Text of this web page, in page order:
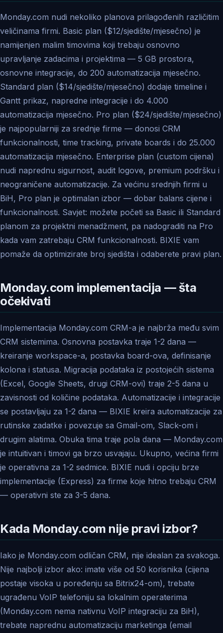
Monday.com nudi nekoliko planova prilagođenih različitim
veličinama firmi. Basic plan ($12/sjedište/mjesečno) je
namijenjen malim timovima koji trebaju osnovno
upravljanje zadacima i projektima — 5 GB prostora,
osnovne integracije, do 200 automatizacija mjesečno.
Standard plan ($14/sjedište/mjesečno) dodaje timeline i
Gantt prikaz, napredne integracije i do 4.000
automatizacija mjesečno. Pro plan ($24/sjedište/mjesečno)
je najpopularniji za srednje firme — donosi CRM
funkcionalnosti, time tracking, private boards i do 25.000
automatizacija mjesečno. Enterprise plan (custom cijena)
nudi naprednu sigurnost, audit logove, premium podršku i
neograničene automatizacije. Za većinu srednjih firmi u
BiH, Pro plan je optimalan izbor — dobar balans cijene i
funkcionalnosti. Savjet: možete početi sa Basic ili Standard
planom za projektni menadžment, pa nadograditi na Pro
kada vam zatrebaju CRM funkcionalnosti. BIXIE vam
pomaže da optimizirate broj sjedišta i odaberete pravi plan.
Monday.com implementacija — šta
očekivati
Implementacija Monday.com CRM-a je najbrža među svim
CRM sistemima. Osnovna postavka traje 1-2 dana —
kreiranje workspace-a, postavka board-ova, definisanje
kolona i statusa. Migracija podataka iz postojećih sistema
(Excel, Google Sheets, drugi CRM-ovi) traje 2-5 dana u
zavisnosti od količine podataka. Automatizacije i integracije
se postavljaju za 1-2 dana — BIXIE kreira automatizacije za
rutinske zadatke i povezuje sa Gmail-om, Slack-om i
drugim alatima. Obuka tima traje pola dana — Monday.com
je intuitivan i timovi ga brzo usvajaju. Ukupno, većina firmi
je operativna za 1-2 sedmice. BIXIE nudi i opciju brze
implementacije (Express) za firme koje hitno trebaju CRM
— operativni ste za 3-5 dana.
Kada Monday.com nije pravi izbor?
Iako je Monday.com odličan CRM, nije idealan za svakoga.
Nije najbolji izbor ako: imate više od 50 korisnika (cijena
postaje visoka u poređenju sa Bitrix24-om), trebate
ugrađenu VoIP telefoniju sa lokalnim operaterima
(Monday.com nema nativnu VoIP integraciju za BiH),
trebate naprednu automatizaciju marketinga (email